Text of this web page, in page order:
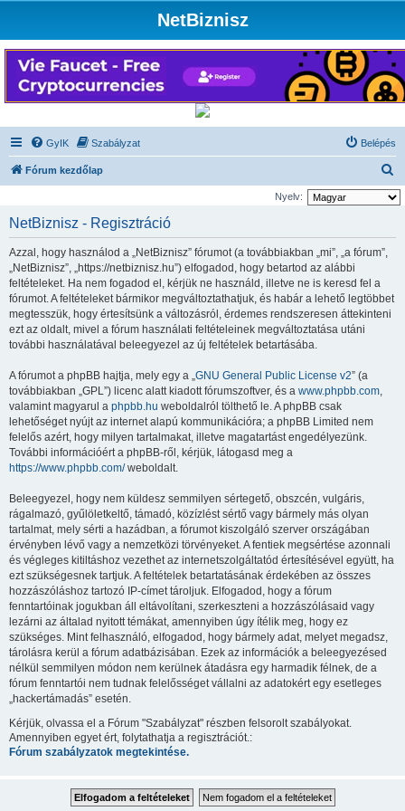
NetBiznisz
GyIK Szabályzat Belépés
Fórum kezdőlap
e
Nyelv:
NetBiznisz - Regisztráció
Azzal, hogy használod a „NetBiznisz” fórumot (a továbbiakban „mi”, „a fórum”,
„NetBiznisz”, „https://netbiznisz.hu”) elfogadod, hogy betartod az alábbi
feltételeket. Ha nem fogadod el, kérjük ne használd, illetve ne is keresd fel a
fórumot. A feltételeket bármikor megváltoztathatjuk, és habár a lehető legtöbbet
megtesszük, hogy értesítsünk a változásról, érdemes rendszeresen áttekinteni
ezt az oldalt, mivel a fórum használati feltételeinek megváltoztatása utáni
további használatával beleegyezel az új feltételek betartásába.
A fórumot a phpBB hajtja, mely egy a „GNU General Public License v2” (a
továbbiakban „GPL”) licenc alatt kiadott fórumszoftver, és a www.phpbb.com,
valamint magyarul a phpbb.hu weboldalról tölthető le. A phpBB csak
lehetőséget nyújt az internet alapú kommunikációra; a phpBB Limited nem
felelős azért, hogy milyen tartalmakat, illetve magatartást engedélyezünk.
További információért a phpBB-ről, kérjük, látogasd meg a
https://www.phpbb.com/weboldalt.
Beleegyezel, hogy nem küldesz semmilyen sértegető, obszcén, vulgáris,
rágalmazó, gyűlöletkeltő, támadó, közízlést sértő vagy bármely más olyan
tartalmat, mely sérti a hazádban, a fórumot kiszolgáló szerver országában
érvényben lévő vagy a nemzetközi törvényeket. A fentiek megsértése azonnali
és végleges kitiltáshoz vezethet az internetszolgáltatód értesítésével együtt, ha
ezt szükségesnek tartjuk. A feltételek betartatásának érdekében az összes
hozzászóláshoz tartozó IP-címet tároljuk. Elfogadod, hogy a fórum
fenntartóinak jogukban áll eltávolítani, szerkeszteni a hozzászólásaid vagy
lezárni az általad nyitott témákat, amennyiben úgy ítélik meg, hogy ez
szükséges. Mint felhasználó, elfogadod, hogy bármely adat, melyet megadsz,
tárolásra kerül a fórum adatbázisában. Ezek az információk a beleegyezésed
nélkül semmilyen módon nem kerülnek átadásra egy harmadik félnek, de a
fórum fenntartói nem tudnak felelősséget vállalni az adatokért egy esetleges
„hackertámadás” esetén.
Kérjük, olvassa el a Fórum "Szabályzat" részben felsorolt szabályokat.
Amennyiben egyet ért, folytathatja a regisztrációt.:
Fórum szabályzatok megtekintése.